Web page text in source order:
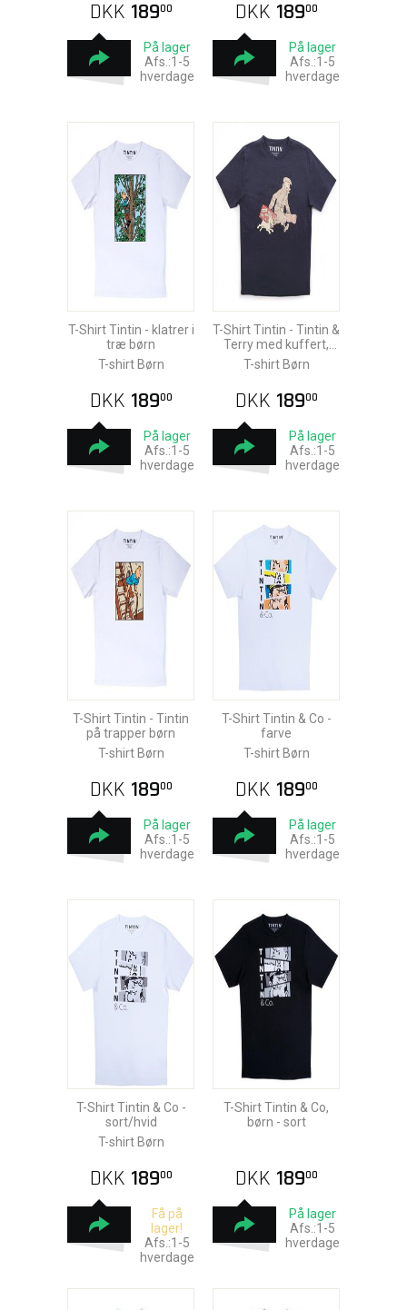
DKK 18900
På lager
Afs.:1-5
hverdage
DKK 18900
På lager
Afs.:1-5
hverdage
T-Shirt Tintin - klatrer i
træ børn
T-shirt Børn
DKK 18900
På lager
Afs.:1-5
hverdage
T-Shirt Tintin - Tintin &
Terry med kuffert,
børn
T-shirt Børn
DKK 18900
På lager
Afs.:1-5
hverdage
T-Shirt Tintin - Tintin
på trapper børn
T-shirt Børn
DKK 18900
På lager
Afs.:1-5
hverdage
T-Shirt Tintin & Co -
farve
T-shirt Børn
DKK 18900
På lager
Afs.:1-5
hverdage
T-Shirt Tintin & Co -
sort/hvid
T-shirt Børn
DKK 18900
Få på
lager!
Afs.:1-5
hverdage
T-Shirt Tintin & Co,
børn - sort
DKK 18900
På lager
Afs.:1-5
hverdage